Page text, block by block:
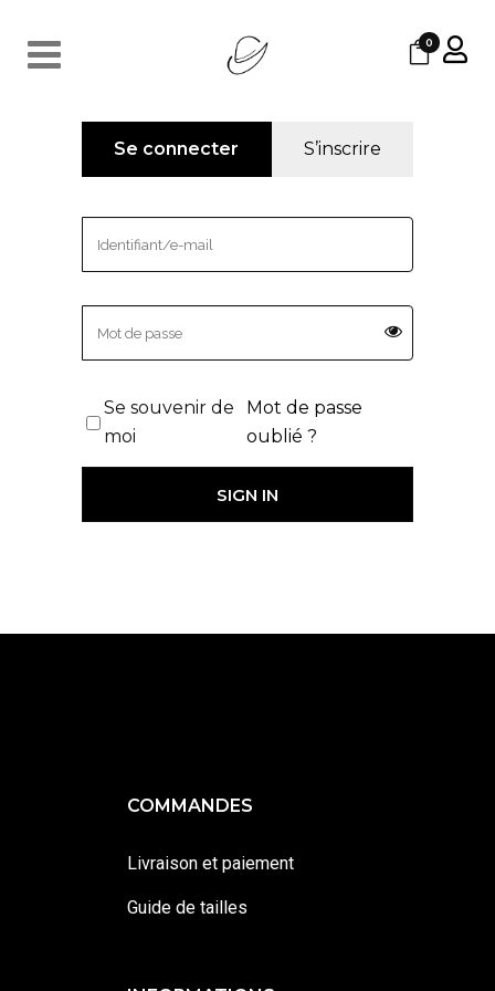
0
Se connecter S’inscrire
Se souvenir de
moi
Mot de passe
oublié ?
SIGN IN
COMMANDES
Livraison et paiement
Guide de tailles